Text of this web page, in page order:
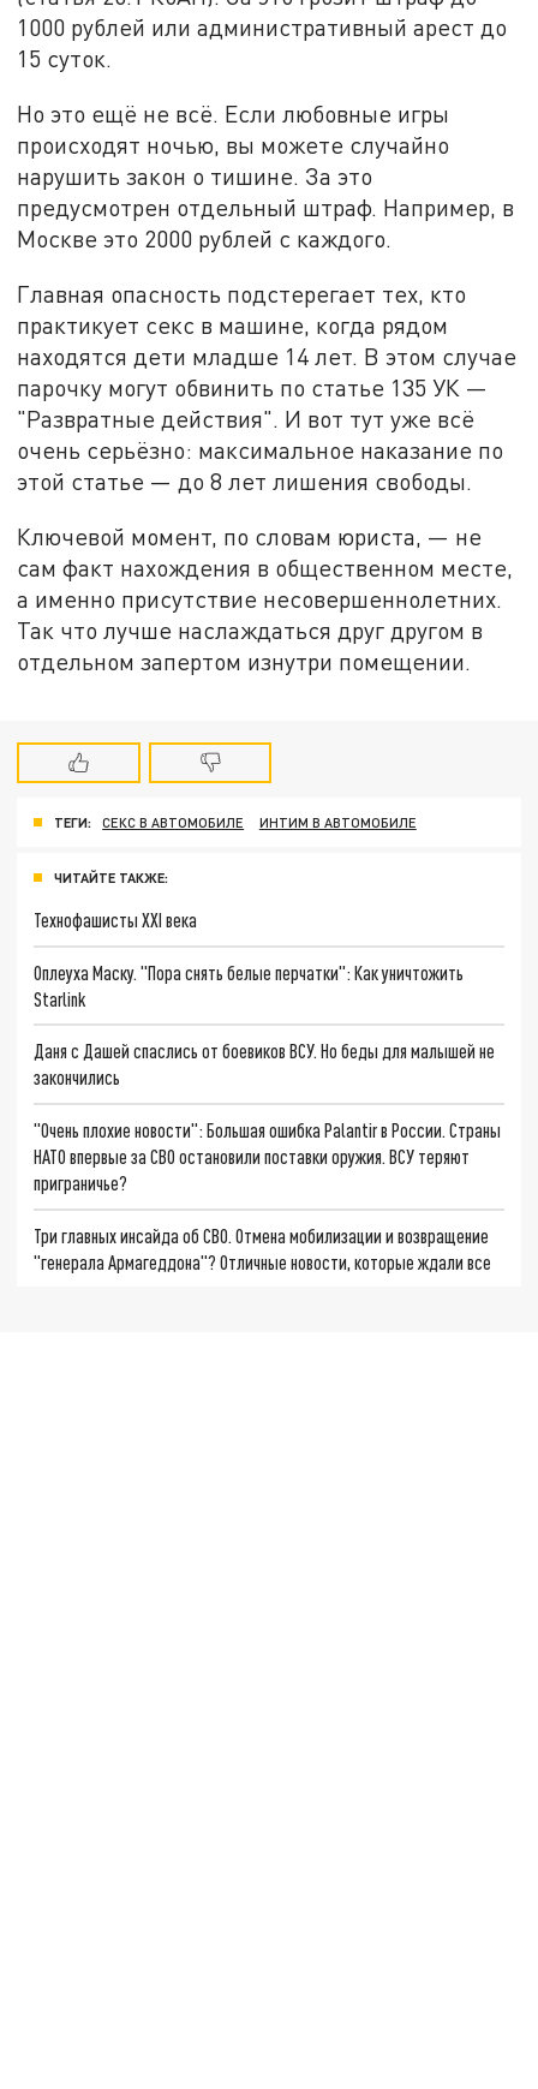
1000 рублей или административный арест до
15 суток.
Но это ещё не всё. Если любовные игры
происходят ночью, вы можете случайно
нарушить закон о тишине. За это
предусмотрен отдельный штраф. Например, в
Москве это 2000 рублей с каждого.
Главная опасность подстерегает тех, кто
практикует секс в машине, когда рядом
находятся дети младше 14 лет. В этом случае
парочку могут обвинить по статье 135 УК —
"Развратные действия". И вот тут уже всё
очень серьёзно: максимальное наказание по
этой статье — до 8 лет лишения свободы.
Ключевой момент, по словам юриста, — не
сам факт нахождения в общественном месте,
а именно присутствие несовершеннолетних.
Так что лучше наслаждаться друг другом в
отдельном запертом изнутри помещении.
ТЕГИ: СЕКС В АВТОМОБИЛЕ ИНТИМ В АВТОМОБИЛЕ
ЧИТАЙТЕ ТАКЖЕ:
Технофашисты XXI века
Оплеуха Маску. "Пора снять белые перчатки": Как уничтожить
Starlink
Даня с Дашей спаслись от боевиков ВСУ. Но беды для малышей не
закончились
"Очень плохие новости": Большая ошибка Palantir в России. Страны
НАТО впервые за СВО остановили поставки оружия. ВСУ теряют
приграничье?
Три главных инсайда об СВО. Отмена мобилизации и возвращение
"генерала Армагеддона"? Отличные новости, которые ждали все